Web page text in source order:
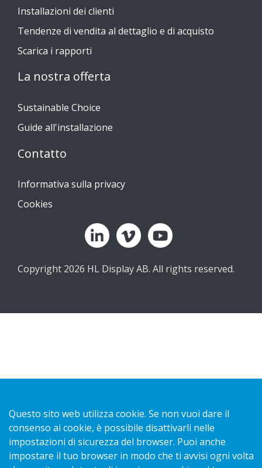
Installazioni dei clienti
Tendenze di vendita al dettaglio e di acquisto
Scarica i rapporti
La nostra offerta
Sustainable Choice
Guide all'installazione
Contatto
Informativa sulla privacy
Cookies
Copyright 2026 HL Display AB. All rights reserved.
Questo sito web utilizza cookie. Se non vuoi dare il
consenso ai cookie, è possibile disattivarli nelle
impostazioni di sicurezza del browser. Puoi anche
impostare il tuo browser in modo che ti avvisi ogni volta